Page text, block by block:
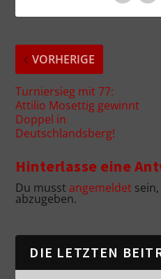
VORHERIGE
Turniersieg mit 77:
Attilio Mosettig gewinnt
Doppel in
Deutschlandsberg!
Hinterlasse eine
Du musst angemeldet
abzugeben.
DIE LETZTEN